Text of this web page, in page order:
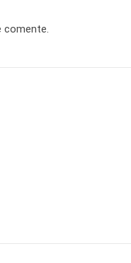
comente.